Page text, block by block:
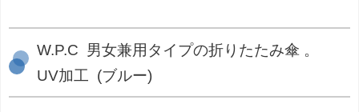
W.P.C 男女兼用タイプの折りたたみ傘 。
UV加工 (ブルー)